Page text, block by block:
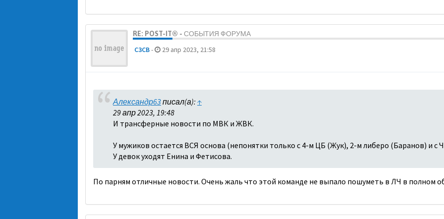
RE: POST-IT® - СОБЫТИЯ ФОРУМА
C3CB- 29 апр 2023, 21:58
Александр63писал(а): ↑
29 апр 2023, 19:48
И трансферные новости по МВК и ЖВК.
У мужиков остается ВСЯ основа (непонятки только с 4-м ЦБ (Жук), 2-м либеро (Баранов) и с
У девок уходят Енина и Фетисова.
По парням отличные новости. Очень жаль что этой команде не выпало пошуметь в ЛЧ в полном